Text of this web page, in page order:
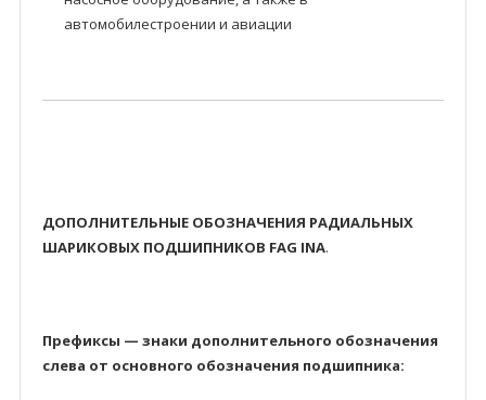
автомобилестроении и авиации
ДОПОЛНИТЕЛЬНЫЕ ОБОЗНАЧЕНИЯ РАДИАЛЬНЫХ
ШАРИКОВЫХ ПОДШИПНИКОВ FAG INA.
Префиксы — знаки дополнительного обозначения
слева от основного обозначения подшипника: